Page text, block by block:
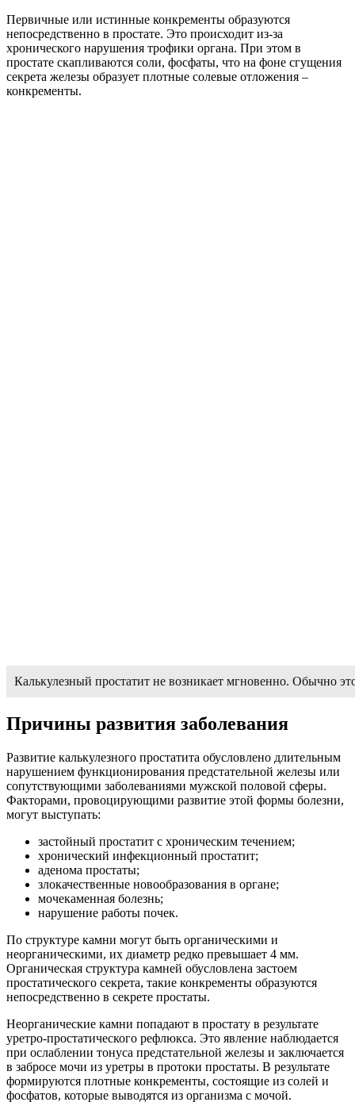
Первичные или истинные конкременты образуются
непосредственно в простате. Это происходит из-за
хронического нарушения трофики органа. При этом в
простате скапливаются соли, фосфаты, что на фоне сгущения
секрета железы образует плотные солевые отложения –
конкременты.
Калькулезный простатит не возникает мгновенно. Обычно
Причины развития заболевания
Развитие калькулезного простатита обусловлено длительным
нарушением функционирования предстательной железы или
сопутствующими заболеваниями мужской половой сферы.
Факторами, провоцирующими развитие этой формы болезни,
могут выступать:
застойный простатит с хроническим течением;
хронический инфекционный простатит;
аденома простаты;
злокачественные новообразования в органе;
мочекаменная болезнь;
нарушение работы почек.
По структуре камни могут быть органическими и
неорганическими, их диаметр редко превышает 4 мм.
Органическая структура камней обусловлена застоем
простатического секрета, такие конкременты образуются
непосредственно в секрете простаты.
Неорганические камни попадают в простату в результате
уретро-простатического рефлюкса. Это явление наблюдается
при ослаблении тонуса предстательной железы и заключается
в забросе мочи из уретры в протоки простаты. В результате
формируются плотные конкременты, состоящие из солей и
фосфатов, которые выводятся из организма с мочой.